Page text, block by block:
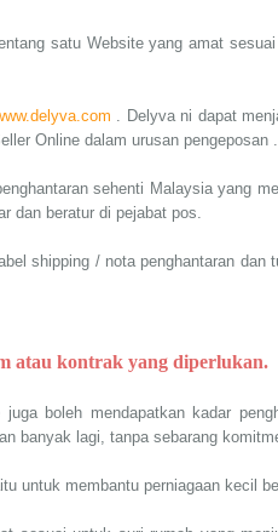
satu Website yang amat
. Delyva ni dapat
Online dalam urusan pengeposan .
sehenti Malaysia yang
dan beratur di pejabat pos.
shipping / nota penghantaran
atau kontrak yang diperlukan.
juga boleh mendapatkan kadar
banyak lagi, tanpa sebarang
untuk membantu perniagaan kecil